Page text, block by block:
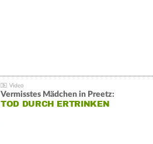
Vermisstes Mädchen in Preetz:
TOD DURCH ERTRINKEN